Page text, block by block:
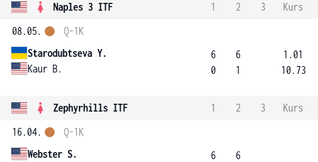
Naples 3 ITF 1 2 3
Kurs
08.05.
Starodubtseva Y.
Kaur B.
Q-1K
6
0
6
1
1.01
10.73
Zephyrhills ITF 1 2 3
Kurs
16.04.
Webster S.
Q-1K
6
6